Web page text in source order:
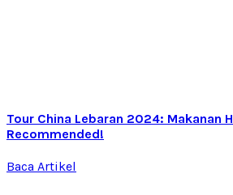
Tour China Lebaran 2024: Makanan
Recommended!
Baca Artikel